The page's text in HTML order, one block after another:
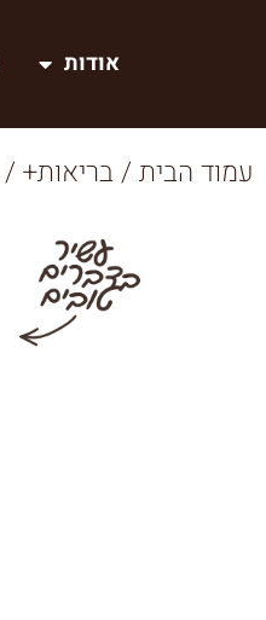
אודות
עמוד הבית /בריאות+ /